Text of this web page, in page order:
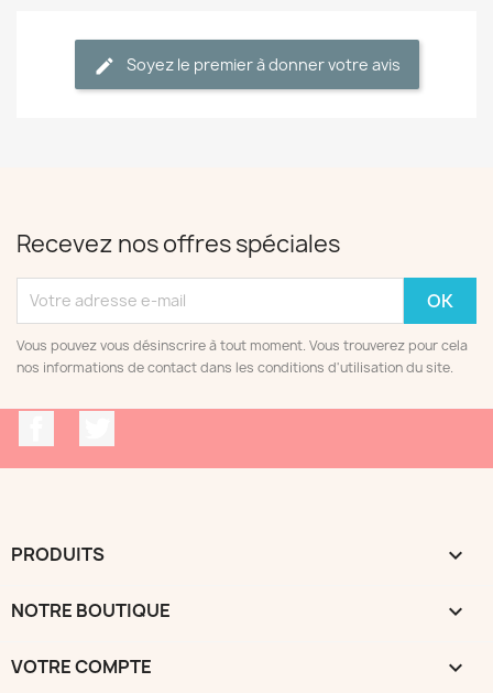
Soyez le premier à donner votre avis
Recevez nos offres spéciales
Vous pouvez vous désinscrire à tout moment. Vous trouverez pour cela
nos informations de contact dans les conditions d'utilisation du site.
PRODUITS 
NOTRE BOUTIQUE 
VOTRE COMPTE 